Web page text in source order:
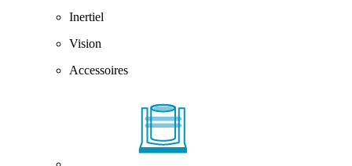
Inertiel
Vision
Accessoires